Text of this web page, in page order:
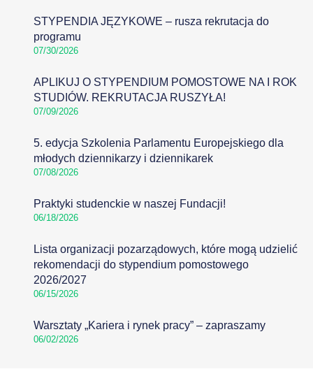
STYPENDIA JĘZYKOWE – rusza rekrutacja do
programu
07/30/2026
APLIKUJ O STYPENDIUM POMOSTOWE NA I ROK
STUDIÓW. REKRUTACJA RUSZYŁA!
07/09/2026
5. edycja Szkolenia Parlamentu Europejskiego dla
młodych dziennikarzy i dziennikarek
07/08/2026
Praktyki studenckie w naszej Fundacji!
06/18/2026
Lista organizacji pozarządowych, które mogą udzielić
rekomendacji do stypendium pomostowego
2026/2027
06/15/2026
Warsztaty „Kariera i rynek pracy” – zapraszamy
06/02/2026